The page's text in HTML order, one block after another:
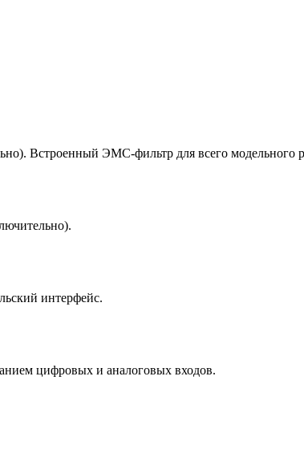
Встроенный ЭМС-фильтр для всего модельного
интерфейс.
цифровых и аналоговых входов.